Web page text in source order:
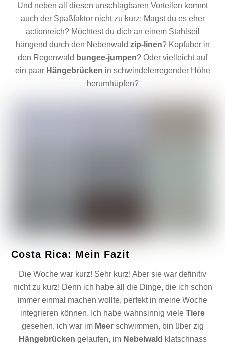
Und neben all diesen unschlagbaren Vorteilen kommt
auch der Spaßfaktor nicht zu kurz: Magst du es eher
actionreich? Möchtest du dich an einem Stahlseil
hängend durch den Nebenwald zip-linen? Kopfüber in
den Regenwald bungee-jumpen? Oder vielleicht auf
ein paar Hängebrücken in schwindelerregender Höhe
herumhüpfen?
Costa Rica: Mein Fazit
Die Woche war kurz! Sehr kurz! Aber sie war definitiv
nicht zu kurz! Denn ich habe all die Dinge, die ich schon
immer einmal machen wollte, perfekt in meine Woche
integrieren können. Ich habe wahnsinnig viele Tiere
gesehen, ich war im Meerschwimmen, bin über zig
Hängebrücken gelaufen, im Nebelwald klatschnass